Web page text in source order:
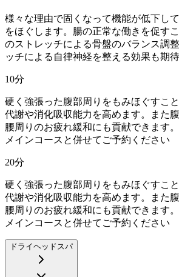
様々な理由で固くなって機能が低下し
をほぐします。腸の正常な働きを促す
のストレッチによる骨盤のバランス調
ッチによる自律神経を整える効果も期待
10分
硬く強張った腹部周りをもみほぐすこ
代謝や消化吸収能力を高めます。また
腰周りのお疲れ緩和にも貢献できます
メインコースと併せてご予約ください
20分
硬く強張った腹部周りをもみほぐすこ
代謝や消化吸収能力を高めます。また
腰周りのお疲れ緩和にも貢献できます
メインコースと併せてご予約ください
ドライヘッドスパ